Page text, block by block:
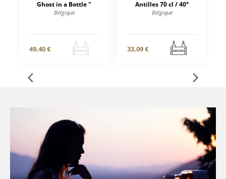
Ghost in a Bottle "
Belgique
49,40 €
Antilles 70 cl / 40°
Belgique
33,09 €